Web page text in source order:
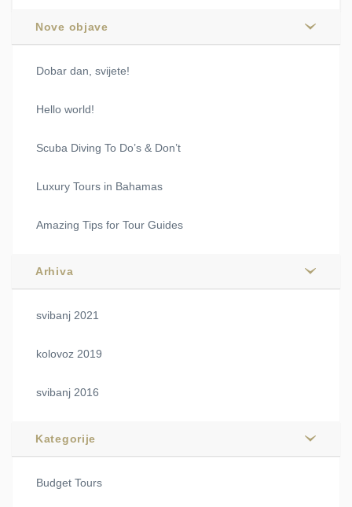
Nove objave
Dobar dan, svijete!
Hello world!
Scuba Diving To Do’s & Don’t
Luxury Tours in Bahamas
Amazing Tips for Tour Guides
Arhiva
svibanj 2021
kolovoz 2019
svibanj 2016
Kategorije
Budget Tours